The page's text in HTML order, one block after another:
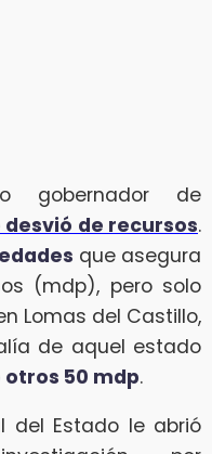
gobernador de
desvió de recursos.
que asegura
(mdp), pero solo
Lomas del Castillo,
de aquel estado
otros 50 mdp.
del Estado le abrió